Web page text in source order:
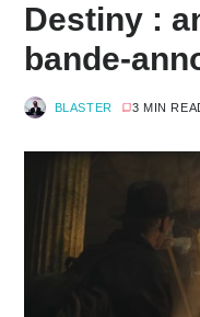
Destiny :
bande-
BLASTER 3 MIN